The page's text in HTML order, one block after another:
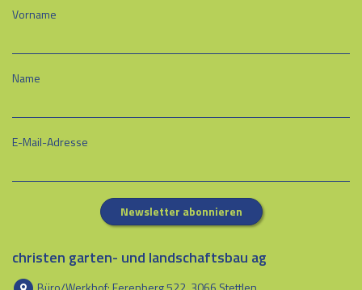
Vorname
Name
E-Mail-Adresse
Newsletter abonnieren
christen garten- und landschaftsbau ag
Büro/Werkhof: Ferenberg 522, 3066 Stettlen